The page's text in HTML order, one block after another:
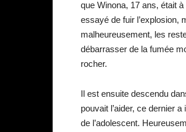
que Winona, 17 ans, était
essayé de fuir l’explosion,
malheureusement, les
débarrasser de la fumée
rocher.
Il est ensuite descendu
pouvait l’aider, ce dernier
de l’adolescent.